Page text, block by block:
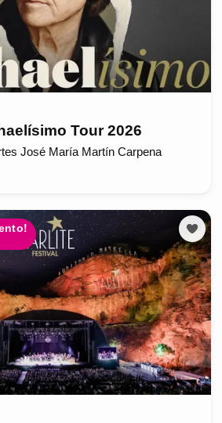
Tour 2026
José María Martín Carpena